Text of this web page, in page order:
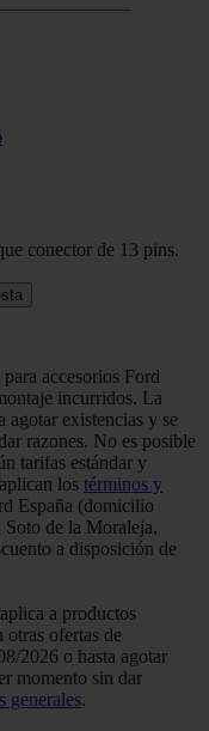
conector de 13 pins.
accesorios Ford
incurridos. La
agotar existencias y se
razones. No es posible
tarifas estándar y
los términos y
España (domicilio
de la Moraleja,
a disposición de
a productos
otras ofertas de
2026 o hasta agotar
momento sin dar
generales.